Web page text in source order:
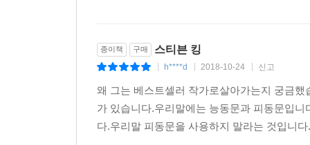
종이책 구매 스티븐 킹
h****d 2018-10-24 신고
왜 그는 베스트셀러 작가로살아가는지 궁금
가 있습니다.우리말에는 능동문과 피동문입
다.우리말 피동문을 사용하지 말라는 것입니